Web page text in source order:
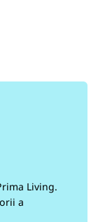
Living.
a